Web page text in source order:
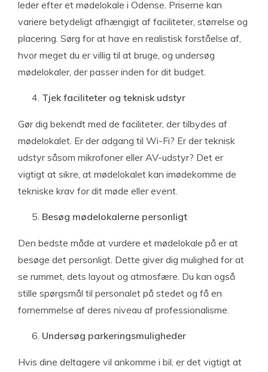
leder efter et mødelokale i Odense. Priserne kan
variere betydeligt afhængigt af faciliteter, størrelse og
placering. Sørg for at have en realistisk forståelse af,
hvor meget du er villig til at bruge, og undersøg
mødelokaler, der passer inden for dit budget.
Tjek faciliteter og teknisk udstyr
Gør dig bekendt med de faciliteter, der tilbydes af
mødelokalet. Er der adgang til Wi-Fi? Er der teknisk
udstyr såsom mikrofoner eller AV-udstyr? Det er
vigtigt at sikre, at mødelokalet kan imødekomme de
tekniske krav for dit møde eller event.
Besøg mødelokalerne personligt
Den bedste måde at vurdere et mødelokale på er at
besøge det personligt. Dette giver dig mulighed for at
se rummet, dets layout og atmosfære. Du kan også
stille spørgsmål til personalet på stedet og få en
fornemmelse af deres niveau af professionalisme.
Undersøg parkeringsmuligheder
Hvis dine deltagere vil ankomme i bil, er det vigtigt at